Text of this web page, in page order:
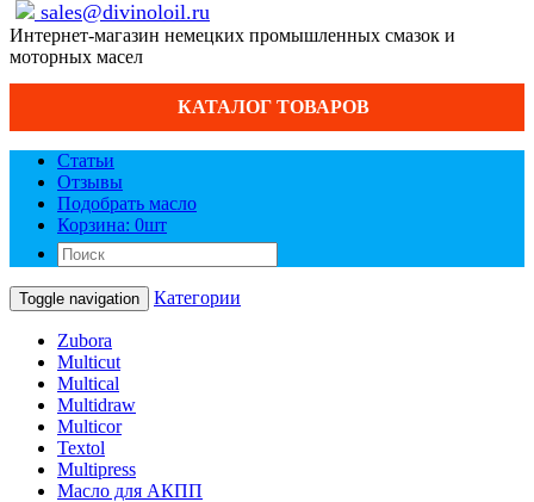
sales@divinoloil.ru
Интернет-магазин немецких промышленных смазок и
моторных масел
КАТАЛОГ ТОВАРОВ
Статьи
Отзывы
Подобрать масло
Корзина: 0шт
Toggle navigation Категории
Zubora
Multicut
Multical
Multidraw
Multicor
Textol
Multipress
Масло для АКПП